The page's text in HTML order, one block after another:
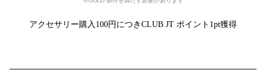
アクセサリー購入100円につきCLUB JT ポイント1pt獲得